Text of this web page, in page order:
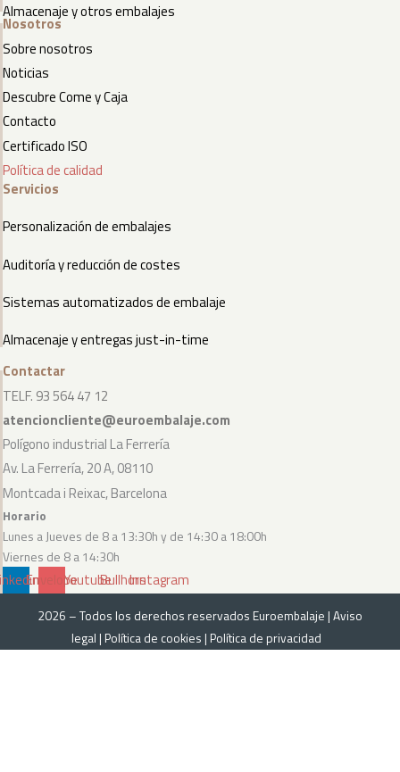
Almacenaje y otros embalajes
Nosotros
Sobre nosotros
Noticias
Descubre Come y Caja
Contacto
Certificado ISO
Política de calidad
Servicios
Personalización de embalajes
Auditoría y reducción de costes
Sistemas automatizados de embalaje
Almacenaje y entregas just-in-time
Contactar
TELF. 93 564 47 12
atencioncliente@euroembalaje.com
Polígono industrial La Ferrería
Av. La Ferrería, 20 A, 08110
Montcada i Reixac, Barcelona
Horario
Lunes a Jueves de 8 a 13:30h y de 14:30 a 18:00h
Viernes de 8 a 14:30h
EnvelopeYoutubeBullhornInstagram
2026 – Todos los derechos reservados Euroembalaje | Aviso
legal | Política de cookies | Política de privacidad